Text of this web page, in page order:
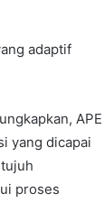
adaptif
APE
yang dicapai
proses